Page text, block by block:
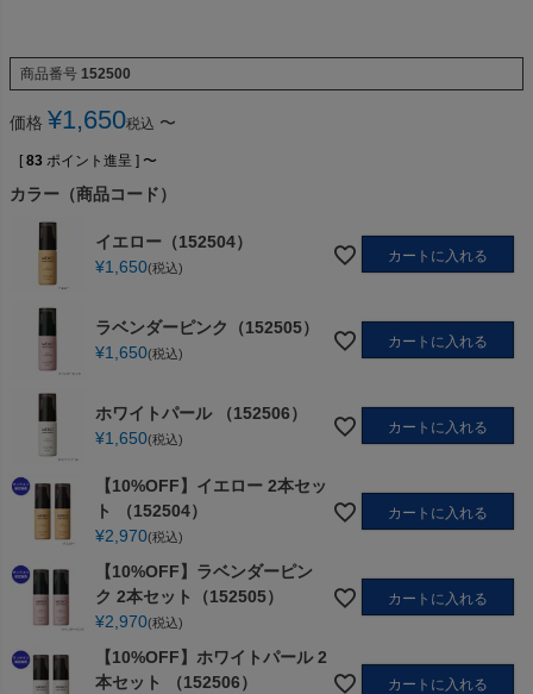
商品番号 152500
価格 ¥1,650税込 〜
[ 83 ポイント進呈 ] 〜
カラー（商品コード）
イエロー（152504）
¥1,650 税込
カートに入れる
ラベンダーピンク（152505）
¥1,650 税込
カートに入れる
ホワイトパール （152506）
¥1,650 税込
カートに入れる
【10%OFF】イエロー 2本セッ
ト （152504）
¥2,970 税込
カートに入れる
【10%OFF】ラベンダーピン
ク 2本セット（152505）
¥2,970 税込
カートに入れる
【10%OFF】ホワイトパール 2
本セット （152506）
カートに入れる